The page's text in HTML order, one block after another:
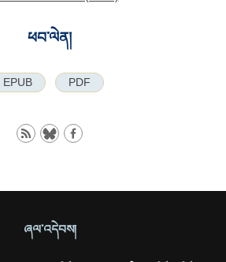
ཕབ་ལེན།
EPUB PDF
ཞལ་འདེབས།